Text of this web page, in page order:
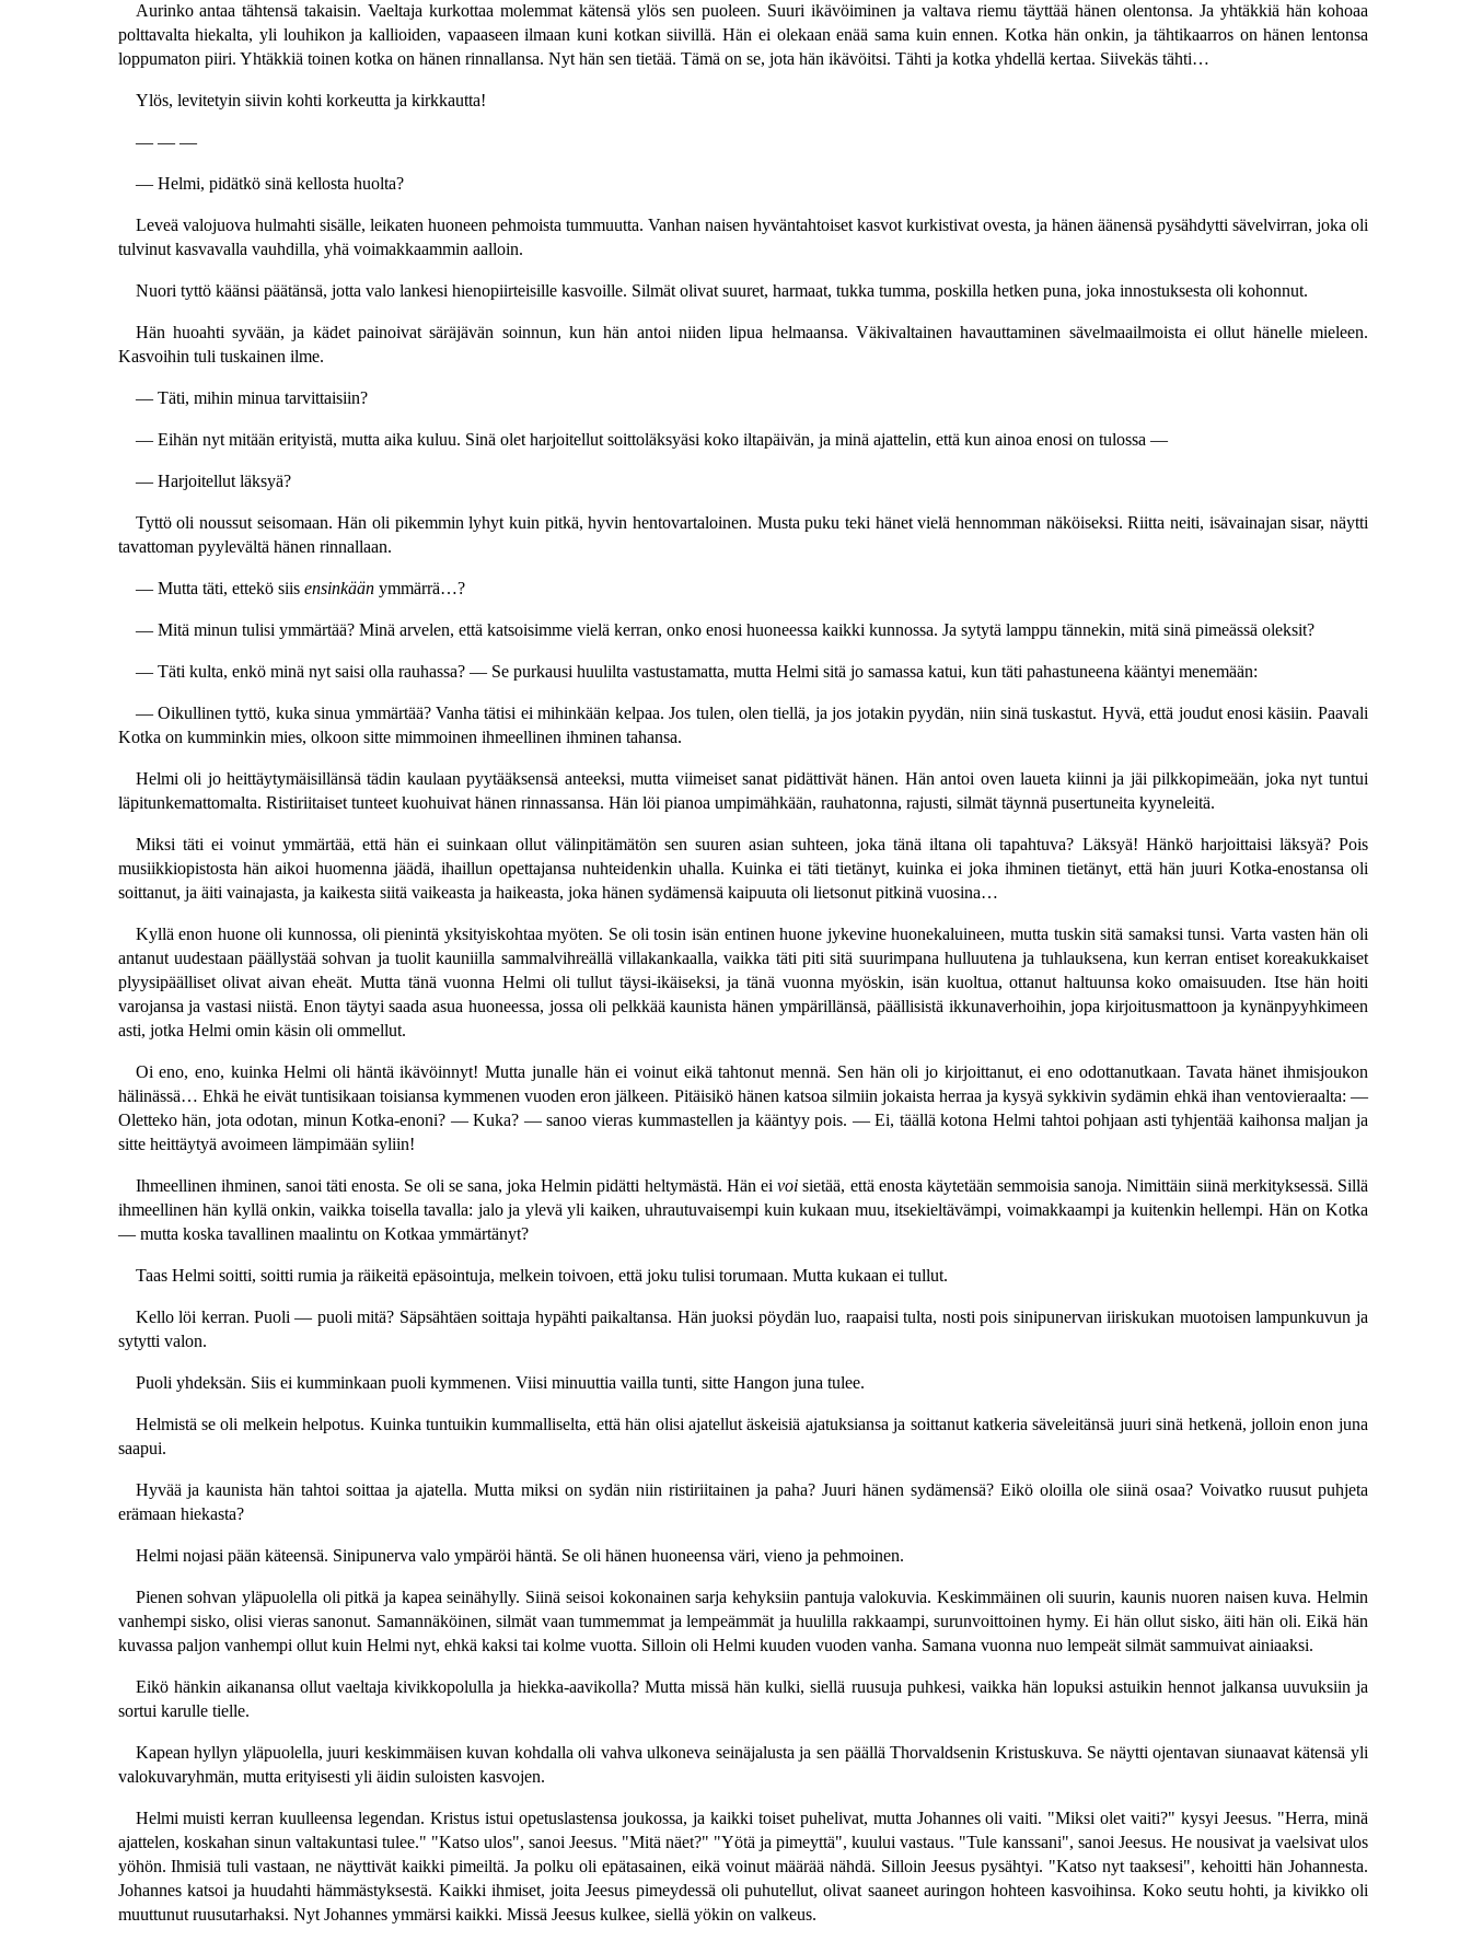
Aurinko antaa tähtensä takaisin. Vaeltaja kurkottaa molemmat kätensä ylös sen puoleen. Suuri ikävöiminen ja valtava riemu täyttää hänen olentonsa. Ja yhtäkkiä hän kohoaa
polttavalta hiekalta, yli louhikon ja kallioiden, vapaaseen ilmaan kuni kotkan siivillä. Hän ei olekaan enää sama kuin ennen. Kotka hän onkin, ja tähtikaarros on hänen lentonsa
loppumaton piiri. Yhtäkkiä toinen kotka on hänen rinnallansa. Nyt hän sen tietää. Tämä on se, jota hän ikävöitsi. Tähti ja kotka yhdellä kertaa. Siivekäs tähti…
Ylös, levitetyin siivin kohti korkeutta ja kirkkautta!
— — —
— Helmi, pidätkö sinä kellosta huolta?
Leveä valojuova hulmahti sisälle, leikaten huoneen pehmoista tummuutta. Vanhan naisen hyväntahtoiset kasvot kurkistivat ovesta, ja hänen äänensä pysähdytti sävelvirran, joka oli
tulvinut kasvavalla vauhdilla, yhä voimakkaammin aalloin.
Nuori tyttö käänsi päätänsä, jotta valo lankesi hienopiirteisille kasvoille. Silmät olivat suuret, harmaat, tukka tumma, poskilla hetken puna, joka innostuksesta oli kohonnut.
Hän huoahti syvään, ja kädet painoivat säräjävän soinnun, kun hän antoi niiden lipua helmaansa. Väkivaltainen havauttaminen sävelmaailmoista ei ollut hänelle mieleen.
Kasvoihin tuli tuskainen ilme.
— Täti, mihin minua tarvittaisiin?
— Eihän nyt mitään erityistä, mutta aika kuluu. Sinä olet harjoitellut soittoläksyäsi koko iltapäivän, ja minä ajattelin, että kun ainoa enosi on tulossa —
— Harjoitellut läksyä?
Tyttö oli noussut seisomaan. Hän oli pikemmin lyhyt kuin pitkä, hyvin hentovartaloinen. Musta puku teki hänet vielä hennomman näköiseksi. Riitta neiti, isävainajan sisar, näytti
tavattoman pyylevältä hänen rinnallaan.
— Mutta täti, ettekö siis ensinkäänymmärrä…?
— Mitä minun tulisi ymmärtää? Minä arvelen, että katsoisimme vielä kerran, onko enosi huoneessa kaikki kunnossa. Ja sytytä lamppu tännekin, mitä sinä pimeässä oleksit?
— Täti kulta, enkö minä nyt saisi olla rauhassa? — Se purkausi huulilta vastustamatta, mutta Helmi sitä jo samassa katui, kun täti pahastuneena kääntyi menemään:
— Oikullinen tyttö, kuka sinua ymmärtää? Vanha tätisi ei mihinkään kelpaa. Jos tulen, olen tiellä, ja jos jotakin pyydän, niin sinä tuskastut. Hyvä, että joudut enosi käsiin. Paavali
Kotka on kumminkin mies, olkoon sitte mimmoinen ihmeellinen ihminen tahansa.
Helmi oli jo heittäytymäisillänsä tädin kaulaan pyytääksensä anteeksi, mutta viimeiset sanat pidättivät hänen. Hän antoi oven laueta kiinni ja jäi pilkkopimeään, joka nyt tuntui
läpitunkemattomalta. Ristiriitaiset tunteet kuohuivat hänen rinnassansa. Hän löi pianoa umpimähkään, rauhatonna, rajusti, silmät täynnä pusertuneita kyyneleitä.
Miksi täti ei voinut ymmärtää, että hän ei suinkaan ollut välinpitämätön sen suuren asian suhteen, joka tänä iltana oli tapahtuva? Läksyä! Hänkö harjoittaisi läksyä? Pois
musiikkiopistosta hän aikoi huomenna jäädä, ihaillun opettajansa nuhteidenkin uhalla. Kuinka ei täti tietänyt, kuinka ei joka ihminen tietänyt, että hän juuri Kotka-enostansa oli
soittanut, ja äiti vainajasta, ja kaikesta siitä vaikeasta ja haikeasta, joka hänen sydämensä kaipuuta oli lietsonut pitkinä vuosina…
Kyllä enon huone oli kunnossa, oli pienintä yksityiskohtaa myöten. Se oli tosin isän entinen huone jykevine huonekaluineen, mutta tuskin sitä samaksi tunsi. Varta vasten hän oli
antanut uudestaan päällystää sohvan ja tuolit kauniilla sammalvihreällä villakankaalla, vaikka täti piti sitä suurimpana hulluutena ja tuhlauksena, kun kerran entiset koreakukkaiset
plyysipäälliset olivat aivan eheät. Mutta tänä vuonna Helmi oli tullut täysi-ikäiseksi, ja tänä vuonna myöskin, isän kuoltua, ottanut haltuunsa koko omaisuuden. Itse hän hoiti
varojansa ja vastasi niistä. Enon täytyi saada asua huoneessa, jossa oli pelkkää kaunista hänen ympärillänsä, päällisistä ikkunaverhoihin, jopa kirjoitusmattoon ja kynänpyyhkimeen
asti, jotka Helmi omin käsin oli ommellut.
Oi eno, eno, kuinka Helmi oli häntä ikävöinnyt! Mutta junalle hän ei voinut eikä tahtonut mennä. Sen hän oli jo kirjoittanut, ei eno odottanutkaan. Tavata hänet ihmisjoukon
hälinässä… Ehkä he eivät tuntisikaan toisiansa kymmenen vuoden eron jälkeen. Pitäisikö hänen katsoa silmiin jokaista herraa ja kysyä sykkivin sydämin ehkä ihan ventovieraalta: —
Oletteko hän, jota odotan, minun Kotka-enoni? — Kuka? — sanoo vieras kummastellen ja kääntyy pois. — Ei, täällä kotona Helmi tahtoi pohjaan asti tyhjentää kaihonsa maljan ja
sitte heittäytyä avoimeen lämpimään syliin!
Ihmeellinen ihminen, sanoi täti enosta. Se oli se sana, joka Helmin pidätti heltymästä. Hän eivoi sietää, että enosta käytetään semmoisia sanoja. Nimittäin siinä merkityksessä. Sillä
ihmeellinen hän kyllä onkin, vaikka toisella tavalla: jalo ja ylevä yli kaiken, uhrautuvaisempi kuin kukaan muu, itsekieltävämpi, voimakkaampi ja kuitenkin hellempi. Hän on Kotka
— mutta koska tavallinen maalintu on Kotkaa ymmärtänyt?
Taas Helmi soitti, soitti rumia ja räikeitä epäsointuja, melkein toivoen, että joku tulisi torumaan. Mutta kukaan ei tullut.
Kello löi kerran. Puoli — puoli mitä? Säpsähtäen soittaja hypähti paikaltansa. Hän juoksi pöydän luo, raapaisi tulta, nosti pois sinipunervan iiriskukan muotoisen lampunkuvun ja
sytytti valon.
Puoli yhdeksän. Siis ei kumminkaan puoli kymmenen. Viisi minuuttia vailla tunti, sitte Hangon juna tulee.
Helmistä se oli melkein helpotus. Kuinka tuntuikin kummalliselta, että hän olisi ajatellut äskeisiä ajatuksiansa ja soittanut katkeria säveleitänsä juuri sinä hetkenä, jolloin enon juna
saapui.
Hyvää ja kaunista hän tahtoi soittaa ja ajatella. Mutta miksi on sydän niin ristiriitainen ja paha? Juuri hänen sydämensä? Eikö oloilla ole siinä osaa? Voivatko ruusut puhjeta
erämaan hiekasta?
Helmi nojasi pään käteensä. Sinipunerva valo ympäröi häntä. Se oli hänen huoneensa väri, vieno ja pehmoinen.
Pienen sohvan yläpuolella oli pitkä ja kapea seinähylly. Siinä seisoi kokonainen sarja kehyksiin pantuja valokuvia. Keskimmäinen oli suurin, kaunis nuoren naisen kuva. Helmin
vanhempi sisko, olisi vieras sanonut. Samannäköinen, silmät vaan tummemmat ja lempeämmät ja huulilla rakkaampi, surunvoittoinen hymy. Ei hän ollut sisko, äiti hän oli. Eikä hän
kuvassa paljon vanhempi ollut kuin Helmi nyt, ehkä kaksi tai kolme vuotta. Silloin oli Helmi kuuden vuoden vanha. Samana vuonna nuo lempeät silmät sammuivat ainiaaksi.
Eikö hänkin aikanansa ollut vaeltaja kivikkopolulla ja hiekka-aavikolla? Mutta missä hän kulki, siellä ruusuja puhkesi, vaikka hän lopuksi astuikin hennot jalkansa uuvuksiin ja
sortui karulle tielle.
Kapean hyllyn yläpuolella, juuri keskimmäisen kuvan kohdalla oli vahva ulkoneva seinäjalusta ja sen päällä Thorvaldsenin Kristuskuva. Se näytti ojentavan siunaavat kätensä yli
valokuvaryhmän, mutta erityisesti yli äidin suloisten kasvojen.
Helmi muisti kerran kuulleensa legendan. Kristus istui opetuslastensa joukossa, ja kaikki toiset puhelivat, mutta Johannes oli vaiti. "Miksi olet vaiti?" kysyi Jeesus. "Herra, minä
ajattelen, koskahan sinun valtakuntasi tulee." "Katso ulos", sanoi Jeesus. "Mitä näet?" "Yötä ja pimeyttä", kuului vastaus. "Tule kanssani", sanoi Jeesus. He nousivat ja vaelsivat ulos
yöhön. Ihmisiä tuli vastaan, ne näyttivät kaikki pimeiltä. Ja polku oli epätasainen, eikä voinut määrää nähdä. Silloin Jeesus pysähtyi. "Katso nyt taaksesi", kehoitti hän Johannesta.
Johannes katsoi ja huudahti hämmästyksestä. Kaikki ihmiset, joita Jeesus pimeydessä oli puhutellut, olivat saaneet auringon hohteen kasvoihinsa. Koko seutu hohti, ja kivikko oli
muuttunut ruusutarhaksi. Nyt Johannes ymmärsi kaikki. Missä Jeesus kulkee, siellä yökin on valkeus.